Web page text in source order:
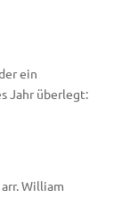
ein
Jahr überlegt:
William